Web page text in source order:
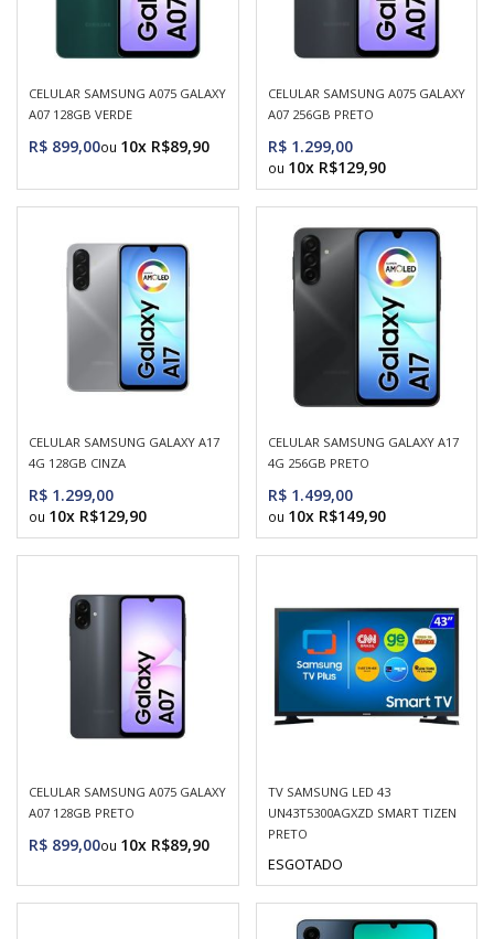
CELULAR SAMSUNG A075 GALAXY
A07 128GB VERDE
R$ 899,00 10x R$89,90
CELULAR SAMSUNG A075 GALAXY
A07 256GB PRETO
R$ 1.299,00
10x R$129,90
CELULAR SAMSUNG GALAXY A17
4G 128GB CINZA
R$ 1.299,00
10x R$129,90
CELULAR SAMSUNG GALAXY A17
4G 256GB PRETO
R$ 1.499,00
10x R$149,90
CELULAR SAMSUNG A075 GALAXY
A07 128GB PRETO
R$ 899,00 10x R$89,90
TV SAMSUNG LED 43
UN43T5300AGXZD SMART TIZEN
PRETO
ESGOTADO